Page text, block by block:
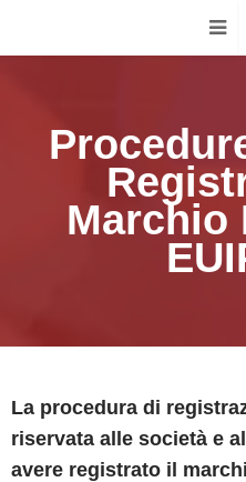
Marchio
La procedura di
riservata alle società e
avere registrato il